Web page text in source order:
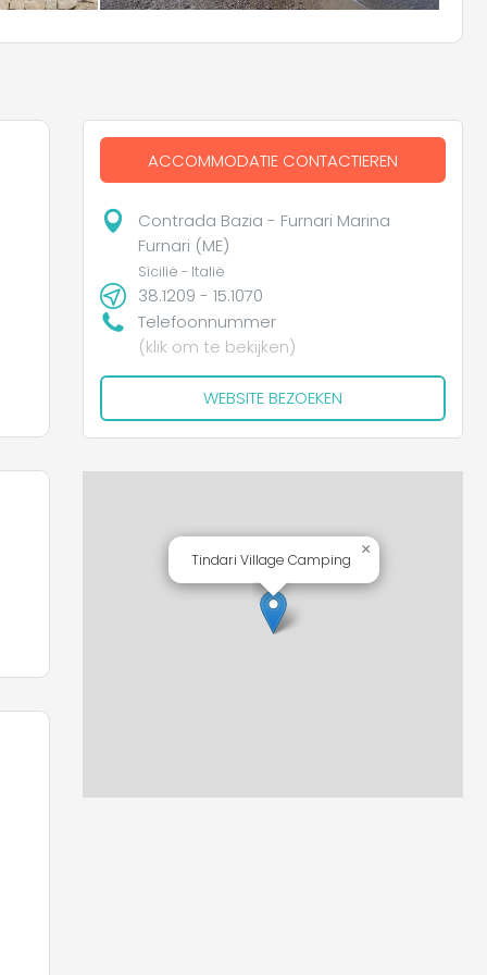
ACCOMMODATIE CONTACTIEREN
Contrada Bazia - Furnari Marina
Furnari (ME)
Sicilië - Italië
38.1209 - 15.1070
Telefoonnummer
(klik om te bekijken)
WEBSITE BEZOEKEN
Tindari Village Camping
×